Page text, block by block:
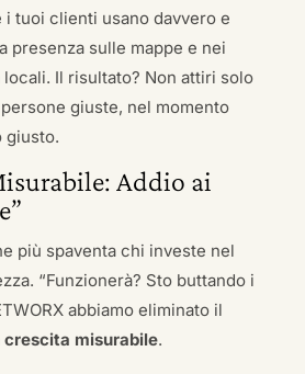
i tuoi clienti usano davvero e
presenza sulle mappe e nei
Il risultato? Non attiri solo
giuste, nel momento
giusto.
Addio ai
più spaventa chi investe nel
“Funzionerà? Sto buttando i
abbiamo eliminato il
crescita misurabile.